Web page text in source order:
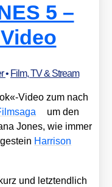
5 –
• Film, TV & Stream
Video zum nach
um den
Jones, wie immer
Har­ri­son
und letzt­end­lich